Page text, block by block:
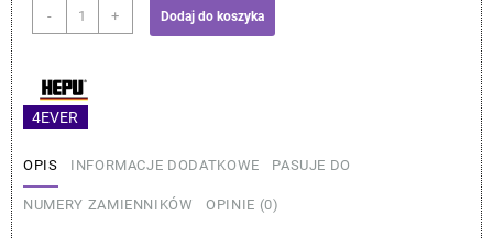
4EVER
-
ilość
BMW
Wody
-
HEPU
+ Dodaj do koszyka
OPIS INFORMACJE DODATKOWE PASUJE DO
NUMERY ZAMIENNIKÓW OPINIE (0)